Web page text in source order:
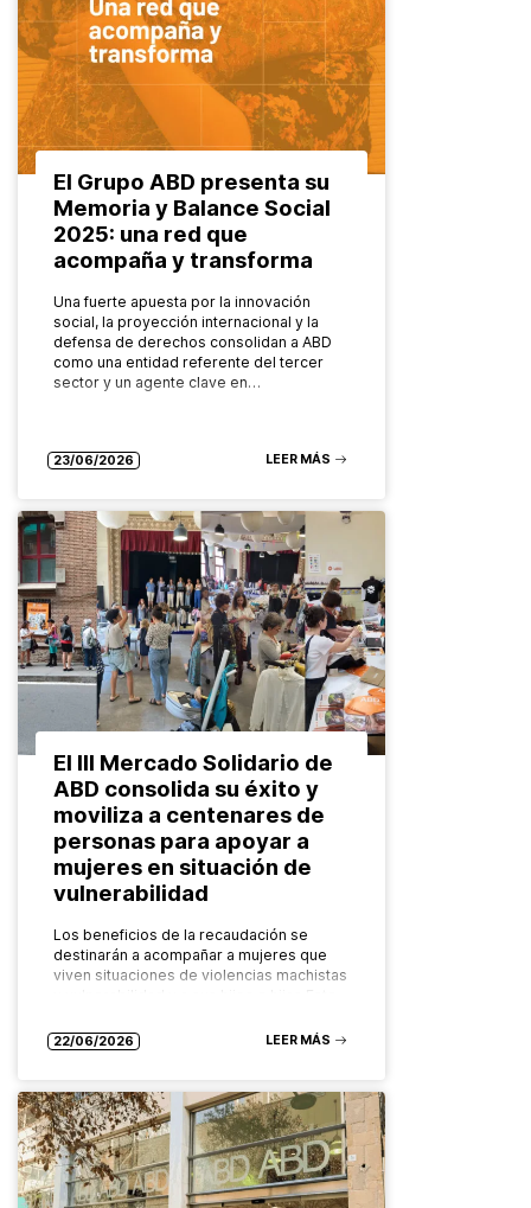
El Grupo ABD presenta su
Memoria y Balance Social
2025: una red que
acompaña y transforma
Una fuerte apuesta por la innovación
social, la proyección internacional y la
defensa de derechos consolidan a ABD
como una entidad referente del tercer
sector y un agente clave en…
23/06/2026 LEER MÁS
El III Mercado Solidario de
ABD consolida su éxito y
moviliza a centenares de
personas para apoyar a
mujeres en situación de
vulnerabilidad
Los beneficios de la recaudación se
destinarán a acompañar a mujeres que
viven situaciones de violencias machistas
22/06/2026 LEER MÁS